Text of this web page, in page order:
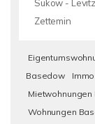
Sukow -
Zettemin
Basedow
Wohnungen